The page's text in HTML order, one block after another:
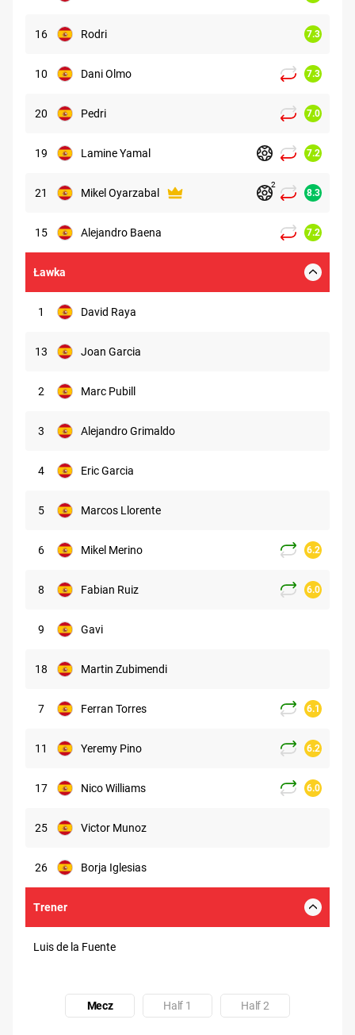
16 Rodri 7.3
10 Dani Olmo 7.3
20 Pedri 7.0
19 Lamine Yamal 7.2
21 Mikel Oyarzabal
2
8.3
15 Alejandro Baena 7.2
Ławka
1 David Raya
13 Joan Garcia
2 Marc Pubill
3 Alejandro Grimaldo
4 Eric Garcia
5 Marcos Llorente
6 Mikel Merino 6.2
8 Fabian Ruiz 6.0
9 Gavi
18 Martin Zubimendi
7 Ferran Torres 6.1
11 Yeremy Pino 6.2
17 Nico Williams 6.0
25 Victor Munoz
26 Borja Iglesias
Trener
Luis de la Fuente
Mecz Half 1 Half 2